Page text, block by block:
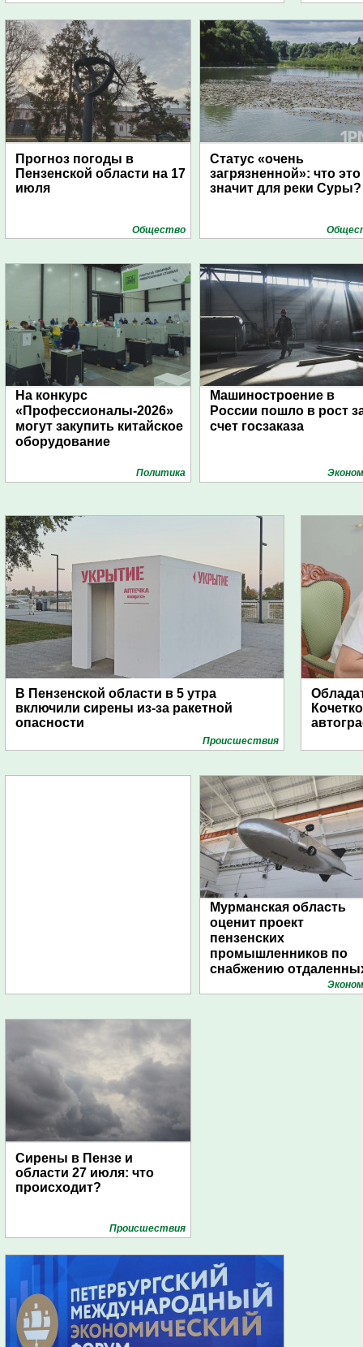
Прогноз погоды в
Пензенской области на 17
июля
Общество
Статус «очень
загрязненной»: что это
значит для реки Суры?
На конкурс
«Профессионалы-2026»
могут закупить китайское
оборудование
Политика
Машиностроение в
России пошло в рост
счет госзаказа
В Пензенской области в 5 утра
включили сирены из-за ракетной
опасности
Проиcшествия
Мурманская область
оценит проект
пензенских
промышленников по
снабжению
поселений с помощью
Сирены в Пензе и
области 27 июля: что
происходит?
Проиcшествия